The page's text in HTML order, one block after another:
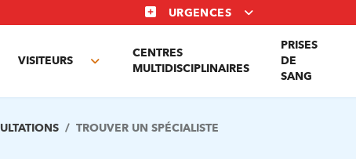
URGENCES
VISITEURS
Toggle
CENTRES
MULTIDISCIPLINAIRES
PRISES
DE
SANG
TROUVER UN SPÉCIALISTE